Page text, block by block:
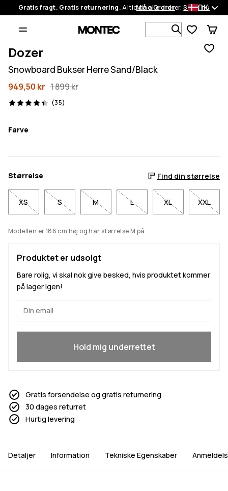
Gratis fragt. Gratis returnering.Altid på alle ordrer.Shop nu
Mine Ordrer DK
Søg i 1
Dozer
Snowboard Bukser Herre Sand/Black
949,50 kr 1 899 kr
(35)
35 anmeldelser, 4.4/5
Farve
Størrelse Find din størrelse
XS S M L XL XXL
Modellen er 186 cm høj og har størrelse M på.
Produktet er udsolgt
Bare rolig, vi skal nok give besked, hvis produktet kommer
på lager igen!
Hold mig underrettet
Gratis forsendelse og gratis returnering
30 dages returret
Hurtig levering
Detaljer Information Tekniske Egenskaber